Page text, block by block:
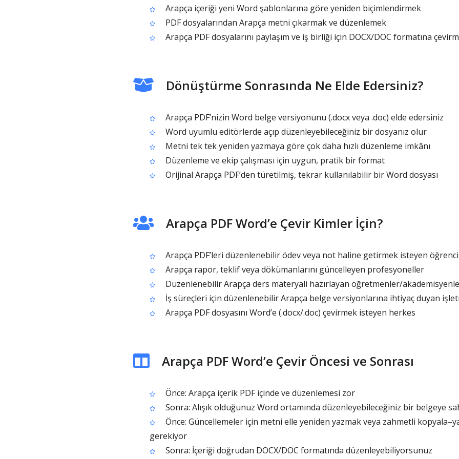
Arapça içeriği yeni Word şablonlarına göre yeniden biçimlendirmek
PDF dosyalarından Arapça metni çıkarmak ve düzenlemek
Arapça PDF dosyalarını paylaşım ve iş birliği için DOCX/DOC formatına
Dönüştürme Sonrasında Ne Elde Edersiniz?
Arapça PDF’nizin Word belge versiyonunu (.docx veya .doc) elde edersiniz
Word uyumlu editörlerde açıp düzenleyebileceğiniz bir dosyanız olur
Metni tek tek yeniden yazmaya göre çok daha hızlı düzenleme imkânı
Düzenleme ve ekip çalışması için uygun, pratik bir format
Orijinal Arapça PDF’den türetilmiş, tekrar kullanılabilir bir Word dosyası
Arapça PDF Word’e Çevir Kimler İçin?
Arapça PDF’leri düzenlenebilir ödev veya not haline getirmek isteyen
Arapça rapor, teklif veya dökümanlarını güncelleyen profesyoneller
Düzenlenebilir Arapça ders materyali hazırlayan öğretmenler/
İş süreçleri için düzenlenebilir Arapça belge versiyonlarına ihtiyaç duyan
Arapça PDF dosyasını Word’e (.docx/.doc) çevirmek isteyen herkes
Arapça PDF Word’e Çevir Öncesi ve Sonrası
Önce: Arapça içerik PDF içinde ve düzenlemesi zor
Sonra: Alışık olduğunuz Word ortamında düzenleyebileceğiniz bir belgeye
Önce: Güncellemeler için metni elle yeniden yazmak veya zahmetli
gerekiyor
Sonra: İçeriği doğrudan DOCX/DOC formatında düzenleyebiliyorsunuz